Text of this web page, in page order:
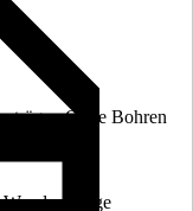
Ohne Bohren